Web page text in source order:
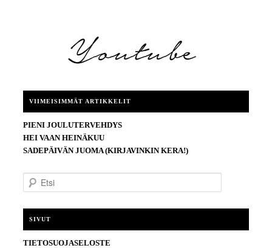
VIIMEISIMMÄT ARTIKKELIT
PIENI JOULUTERVEHDYS
HEI VAAN HEINÄKUU
SADEPÄIVÄN JUOMA (KIRJAVINKIN KERA!)
t
SIVUT
TIETOSUOJASELOSTE